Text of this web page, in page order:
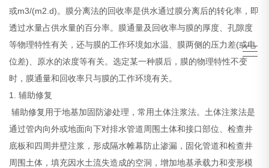
或m3/(m2.d)。膜分离法的回收率是供水通过膜分离后的转化率，即
透过水量占供水量的百分率。膜通量及回收率与膜的厚度、孔隙度
等物理特性有关，还与膜的工作环境如水温、膜两侧的压力差(或电
位差)、原水的浓度等有关。选定某一种膜后，膜的物理特性不变
时，膜通量和回收率只与膜的工作环境有关。
1. 辅助修复
辅助修复用于地基加固防渗处理，常用土体注浆法。土体注浆法是
通过管内向外或地面向下对排水管道周围土体和接口部位、检查井
底板和四周井壁注浆，形成隔水帷幕防止渗漏，固化管道和检查井
周围土体，填充因水土流失造成的空洞，增加地基承载力和变形模